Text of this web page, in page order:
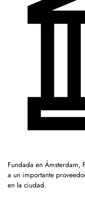
Fundada en Ámsterdam,
a un importante
en la ciudad.